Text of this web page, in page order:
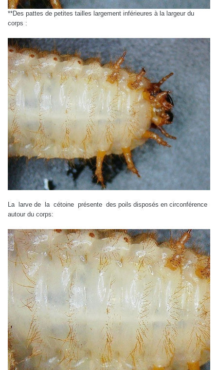
**Des pattes de petites tailles largement inférieures à la largeur du
corps :
La larve de la cétoine présente des poils disposés en circonférence
autour du corps: